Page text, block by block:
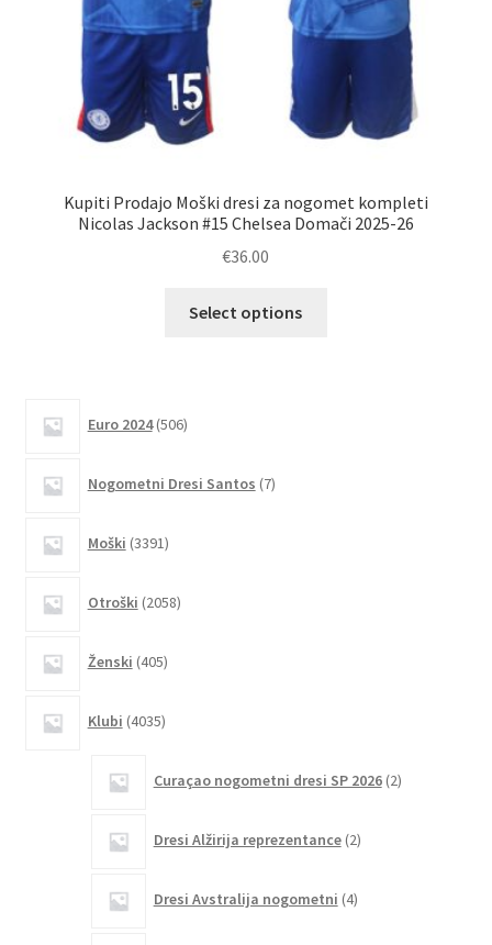
Kupiti Prodajo Moški dresi za nogomet kompleti
Nicolas Jackson #15 Chelsea Domači 2025-26
€36.00
Select options
Euro 2024 506izdelkov
Nogometni Dresi Santos 7izdelkov
Moški 3391izdelkov
Otroški 2058izdelkov
Ženski 405izdelkov
Klubi 4035izdelkov
Curaçao nogometni dresi SP 2026 2izdelka
Dresi Alžirija reprezentance 2izdelka
Dresi Avstralija nogometni 4izdelki